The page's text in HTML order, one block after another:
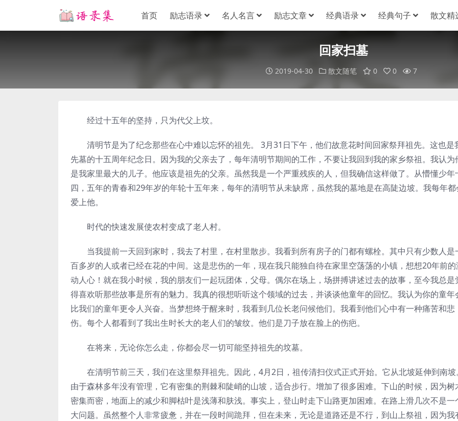
首页 励志语录 名人名言 励志文章 经典语录 经典句子 散文精
回家扫墓
2019-04-30 散文随笔 0 0 7
经过十五年的坚持，只为代父上坟。
清明节是为了纪念那些在心中难以忘怀的祖先。 3月31日下午，他们故意花时间回家祭拜祖先。这也是
先墓的十五周年纪念日。因为我的父亲去了，每年清明节期间的工作，不要让我回到我的家乡祭祖。我认为
是我家里最大的儿子。他应该是祖先的父亲。虽然我是一个严重残疾的人，但我确信这样做了。从懵懂少年
四，五年的青春和29年岁的年轮十五年来，每年的清明节从未缺席，虽然我的墓地是在高陡边坡。我每年都
爱上他。
时代的快速发展使农村变成了老人村。
当我提前一天回到家时，我去了村里，在村里散步。我看到所有房子的门都有螺栓。其中只有少数人是
百多岁的人或者已经在花的中间。这是悲伤的一年，现在我只能独自待在家里空荡荡的小镇，想想20年前的
动人心！就在我小时候，我的朋友们一起玩团体，父母。偶尔在场上，场拼搏讲述过去的故事，至今我总是
得喜欢听那些故事是所有的魅力。我真的很想听听这个领域的过去，并谈谈他童年的回忆。我认为你的童年
比我们的童年更令人兴奋。当梦想终于醒来时，我看到几位长老问候他们。我看到他们心中有一种痛苦和悲
伤。每个人都看到了我出生时长大的老人们的皱纹。他们是刀子放在脸上的伤疤。
在将来，无论你怎么走，你都会尽一切可能坚持祖先的坟墓。
在清明节前三天，我们在这里祭拜祖先。因此，4月2日，祖传清扫仪式正式开始。它从北坡延伸到南坡。
由于森林多年没有管理，它有密集的荆棘和陡峭的山坡，适合步行。增加了很多困难。下山的时候，因为树
密集而密，地面上的减少和脚枯叶是浅薄和肤浅。事实上，登山时走下山路更加困难。在路上滑几次不是一
大问题。虽然整个人非常疲惫，并在一段时间跪拜，但在未来，无论是道路还是不行，到山上祭祖，因为我